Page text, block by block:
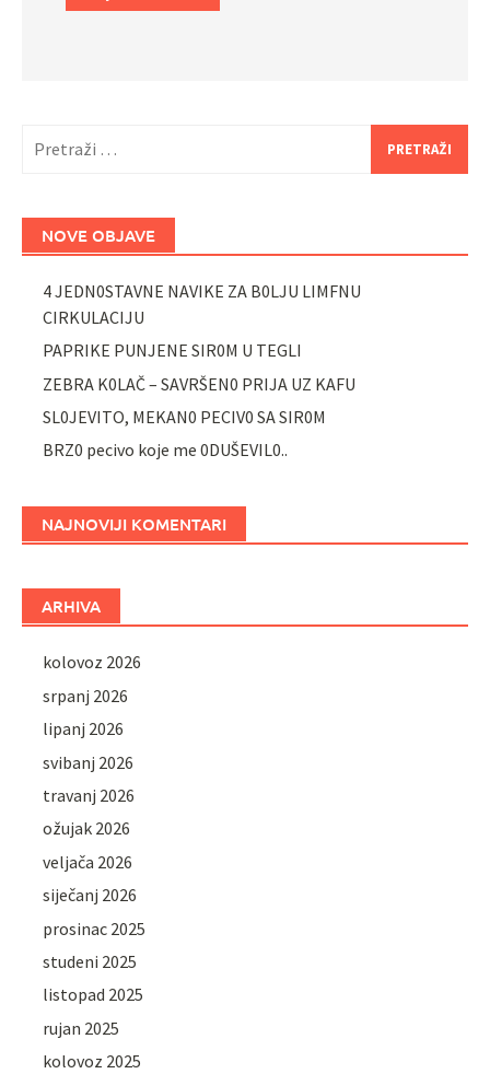
NOVE OBJAVE
4 JEDN0STAVNE NAVIKE ZA B0LJU LIMFNU
CIRKULACIJU
PAPRIKE PUNJENE SIR0M U TEGLI
ZEBRA K0LAČ – SAVRŠEN0 PRIJA UZ KAFU
SL0JEVITO, MEKAN0 PECIV0 SA SIR0M
BRZ0 pecivo koje me 0DUŠEVIL0..
NAJNOVIJI KOMENTARI
ARHIVA
kolovoz 2026
srpanj 2026
lipanj 2026
svibanj 2026
travanj 2026
ožujak 2026
veljača 2026
siječanj 2026
prosinac 2025
studeni 2025
listopad 2025
rujan 2025
kolovoz 2025